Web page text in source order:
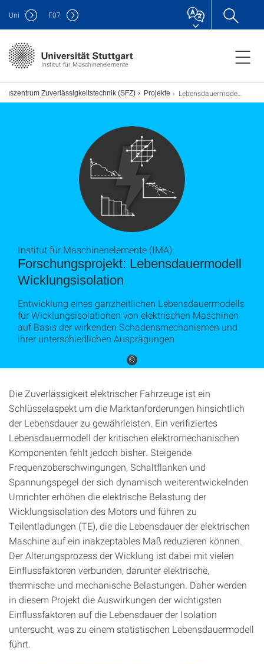
Institut für Maschinenelemente
Uni F07
Zuverlässigkeitstechnik (SFZ) Projekte Lebensdauermodell Wicklungsisolation
©
Forschungsprojekt: Lebensdauermodell
Wicklungsisolation
Institut für Maschinenelemente (IMA)
Entwicklung eines ganzheitlichen Lebensdauermodells
für Wicklungsisolationen von elektrischen Maschinen
auf Basis der wirkenden Schadensmechanismen und
ihrer unterschiedlichen Ausprägungen
Die Zuverlässigkeit elektrischer Fahrzeuge ist ein
Schlüsselaspekt um die Marktanforderungen hinsichtlich
der Lebensdauer zu gewährleisten. Ein verifiziertes
Lebensdauermodell der kritischen elektromechanischen
Komponenten fehlt jedoch bisher. Steigende
Frequenzoberschwingungen, Schaltflanken und
Spannungspegel der sich dynamisch weiterentwickelnden
Umrichter erhöhen die elektrische Belastung der
Wicklungsisolation des Motors und führen zu
Teilentladungen (TE), die die Lebensdauer der elektrischen
Maschine auf ein inakzeptables Maß reduzieren können.
Der Alterungsprozess der Wicklung ist dabei mit vielen
Einflussfaktoren verbunden, darunter elektrische,
thermische und mechanische Belastungen. Daher werden
in diesem Projekt die Auswirkungen der wichtigsten
Einflussfaktoren auf die Lebensdauer der Isolation
untersucht, was zu einem statistischen Lebensdauermodell
führt.